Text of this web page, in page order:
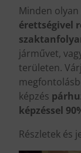
Minden olyan
érettségivel
járművet,
területen.
képzés
képzéssel
Részletek és